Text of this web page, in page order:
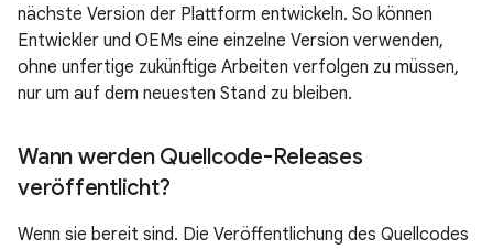
nächste Version der Plattform entwickeln. So können
Entwickler und OEMs eine einzelne Version verwenden,
ohne unfertige zukünftige Arbeiten verfolgen zu müssen,
nur um auf dem neuesten Stand zu bleiben.
Wann werden Quellcode-Releases
veröffentlicht?
Wenn sie bereit sind. Die Veröffentlichung des Quellcodes